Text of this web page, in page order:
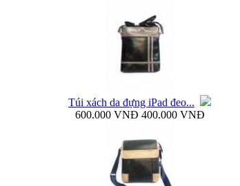
Bao da Samsung Galaxy Note 3 N9000 Baseus Folio
Túi xách da đựng iPad đeo...
600.000 VNĐ 400.000 VNĐ